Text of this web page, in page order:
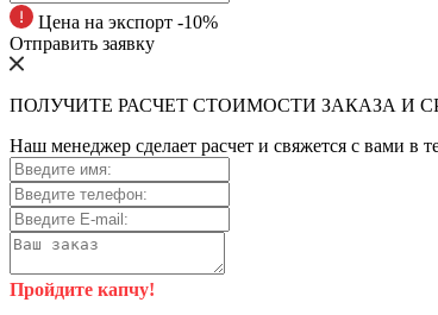
Цена на экспорт -10%
Отправить заявку
ПОЛУЧИТЕ РАСЧЕТ СТОИМОСТИ ЗАКАЗА И
Наш менеджер сделает расчет и свяжется с вами в
Пройдите капчу!